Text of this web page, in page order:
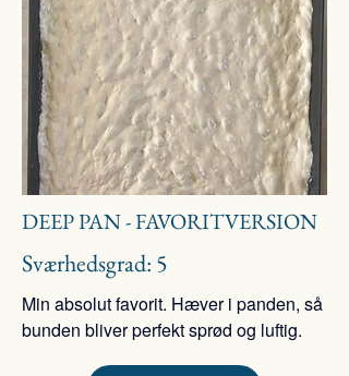
DEEP PAN - FAVORITVERSION
Sværhedsgrad: 5
Min absolut favorit. Hæver i panden, så
bunden bliver perfekt sprød og luftig.